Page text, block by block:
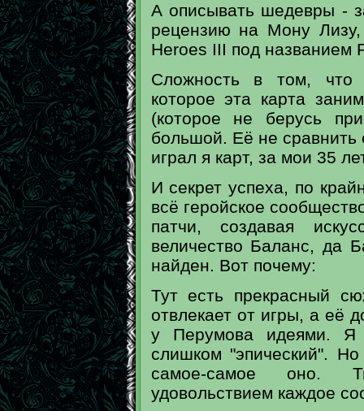
А описывать шедевры -
рецензию на Мону
Heroes III под названием
Сложность в том,
которое эта карта
(которое не берусь
большой. Её не сравнить
играл я карт, за мои 35
И секрет успеха, по
всё геройское
патчи, создавая
величество Баланс, да
найден. Вот почему:
Тут есть прекрасный
отвлекает от игры, а её
у Перумова идеями. Я
слишком "эпический".
самое-самое оно.
удовольствием каждое